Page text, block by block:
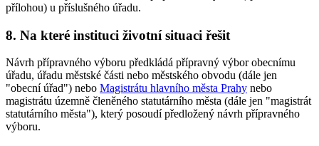
přílohou) u příslušného úřadu.
8. Na které instituci životní situaci řešit
Návrh přípravného výboru předkládá přípravný výbor obecnímu
úřadu, úřadu městské části nebo městského obvodu (dále jen
"obecní úřad") nebo Magistrátu hlavního města Prahy nebo
magistrátu územně členěného statutárního města (dále jen "magistrát
statutárního města"), který posoudí předložený návrh přípravného
výboru.